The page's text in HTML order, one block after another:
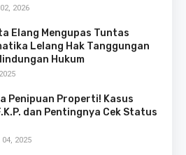
2026
Elang Mengupas Tuntas
Lelang Hak Tanggungan
Hukum
Penipuan Properti! Kasus
dan Pentingnya Cek Status
2025